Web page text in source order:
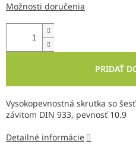
Možnosti doručenia
PRIDAŤ
Vysokopevnostná skrutka so
závitom DIN 933, pevnosť 10.9
Detailné informácie